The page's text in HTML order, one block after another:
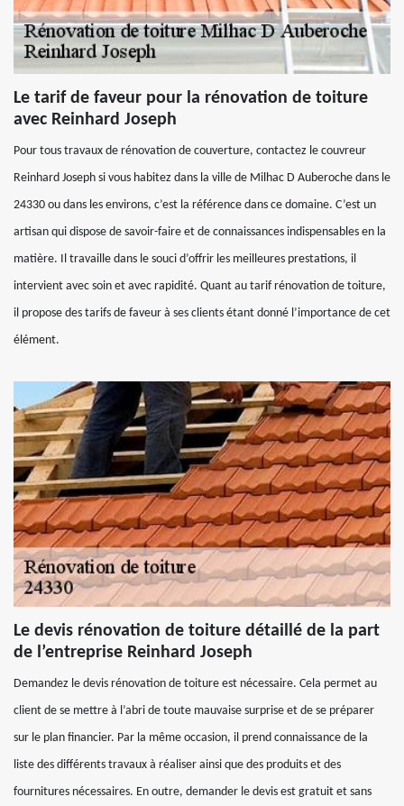
Le tarif de faveur pour la rénovation de toiture
avec Reinhard Joseph
Pour tous travaux de rénovation de couverture, contactez le couvreur
Reinhard Joseph si vous habitez dans la ville de Milhac D Auberoche dans le
24330 ou dans les environs, c’est la référence dans ce domaine. C’est un
artisan qui dispose de savoir-faire et de connaissances indispensables en la
matière. Il travaille dans le souci d’offrir les meilleures prestations, il
intervient avec soin et avec rapidité. Quant au tarif rénovation de toiture,
il propose des tarifs de faveur à ses clients étant donné l’importance de cet
élément.
Le devis rénovation de toiture détaillé de la part
de l’entreprise Reinhard Joseph
Demandez le devis rénovation de toiture est nécessaire. Cela permet au
client de se mettre à l’abri de toute mauvaise surprise et de se préparer
sur le plan financier. Par la même occasion, il prend connaissance de la
liste des différents travaux à réaliser ainsi que des produits et des
fournitures nécessaires. En outre, demander le devis est gratuit et sans